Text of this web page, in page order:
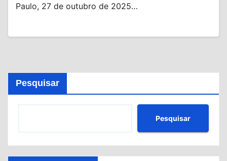
Paulo, 27 de outubro de 2025…
Pesquisar
Pesquisar